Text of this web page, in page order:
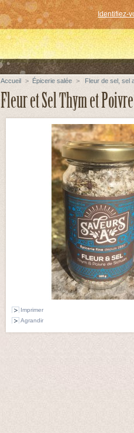
Identifiez-
Accueil > Épicerie salée > Fleur de sel, sel
Fleur et Sel Thym et
Imprimer
Agrandir